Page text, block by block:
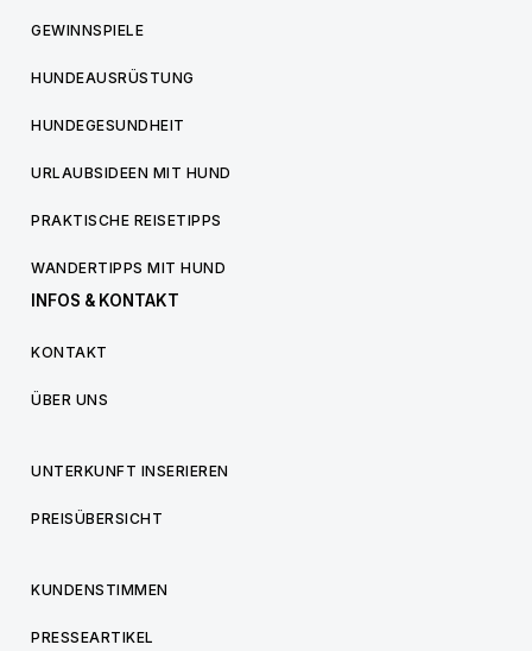
GEWINNSPIELE
HUNDEAUSRÜSTUNG
HUNDEGESUNDHEIT
URLAUBSIDEEN MIT HUND
PRAKTISCHE REISETIPPS
WANDERTIPPS MIT HUND
INFOS & KONTAKT
KONTAKT
ÜBER UNS
UNTERKUNFT INSERIEREN
PREISÜBERSICHT
KUNDENSTIMMEN
PRESSEARTIKEL